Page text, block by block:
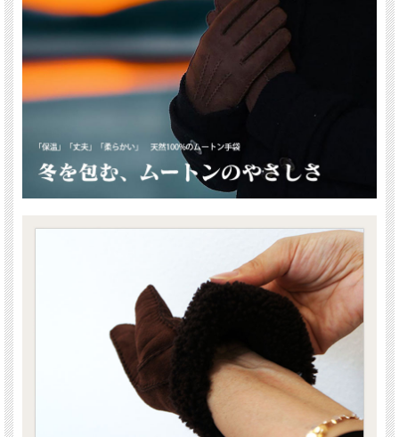
し、スタイリッシュに手元を彩ります。特に冬のアウターに合わせると、エレガン
トさと機能性を兼ね備えた大人の印象を演出してくれます。
「レディース ムートン手袋」は、寒さから守るだけでなく、ファッション性も追
求した手袋です。大切な人へのギフトとしても最適なこの手袋は、冬の必需品とし
て一つ持っておくと、シーズン中ずっと活躍すること間違いありません。スペイン
産の高級シープスキンの贅沢な触り心地と、ムートンの優れた保温性を、この冬ぜ
ひ体感してみてください。
サイズ：Sサイズ(20-22cm)、Mサイズ（22-24cm）
素材：シープスキン１００％（スペイン産）
製造：中国